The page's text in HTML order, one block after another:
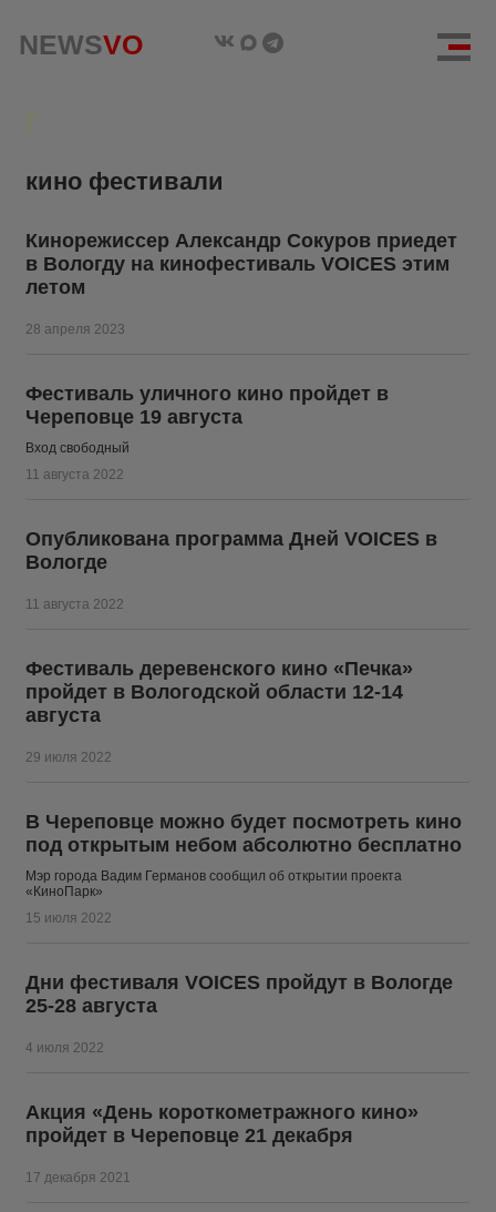
NEWSVO
NEWSVO
кино фестивали
Кинорежиссер Александр Сокуров приедет
в Вологду на кинофестиваль VOICES этим
летом
28 апреля 2023
Фестиваль уличного кино пройдет в
Череповце 19 августа
Вход свободный
11 августа 2022
Опубликована программа Дней VOICES в
Вологде
11 августа 2022
Фестиваль деревенского кино «Печка»
пройдет в Вологодской области 12-14
августа
29 июля 2022
В Череповце можно будет посмотреть кино
под открытым небом абсолютно бесплатно
Мэр города Вадим Германов сообщил об открытии проекта
«КиноПарк»
15 июля 2022
Дни фестиваля VOICES пройдут в Вологде
25-28 августа
4 июля 2022
Акция «День короткометражного кино»
пройдет в Череповце 21 декабря
17 декабря 2021